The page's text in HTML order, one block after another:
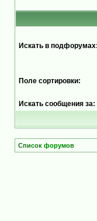
Искать в подфорумах:
Поле сортировки:
Искать сообщения за:
Список форумов